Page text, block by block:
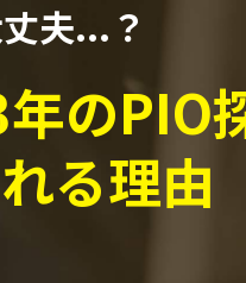
夫...？
のPIO
る理由